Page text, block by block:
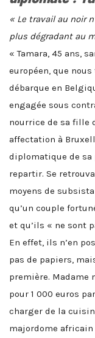
« Le travail au noir
plus dégradant au
« Tamara, 45 ans,
européen, que
débarque en
engagée sous
nourrice de sa fille
affectation à
diplomatique de sa
repartir. Se
moyens de
qu’un couple
et qu’ils « ne sont
En effet, ils n’en
pas de papiers,
première. Madame
pour 1 000 euros
charger de la
majordome